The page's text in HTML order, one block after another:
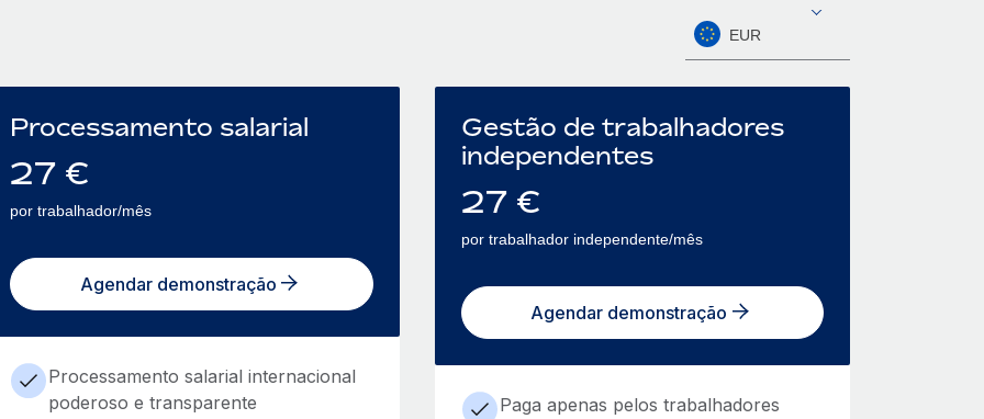
EUR
Processamento salarial
27 €
por trabalhador/mês
Agendar demonstração
Processamento salarial internacional
poderoso e transparente
Gestão de trabalhadores
independentes
27 €
por trabalhador independente/mês
Agendar demonstração
Paga apenas pelos trabalhadores